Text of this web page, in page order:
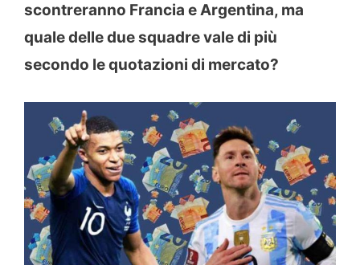
scontreranno Francia e Argentina, ma
quale delle due squadre vale di più
secondo le quotazioni di mercato?